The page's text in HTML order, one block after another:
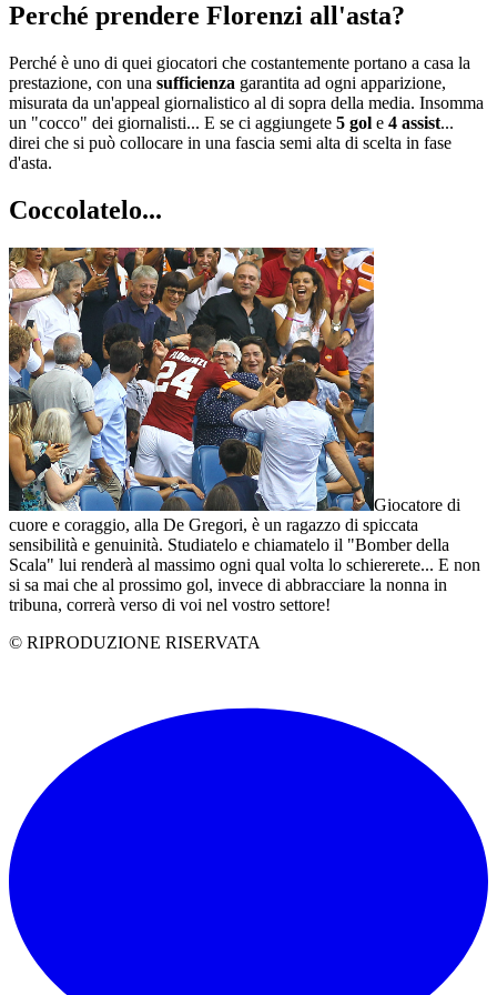
Perché prendere Florenzi all'asta?
Perché è uno di quei giocatori che costantemente portano a casa la
prestazione, con una sufficienza garantita ad ogni apparizione,
misurata da un'appeal giornalistico al di sopra della media. Insomma
un "cocco" dei giornalisti... E se ci aggiungete 5 gol e 4 assist...
direi che si può collocare in una fascia semi alta di scelta in fase
d'asta.
Coccolatelo...
Giocatore di
cuore e coraggio, alla De Gregori, è un ragazzo di spiccata
sensibilità e genuinità. Studiatelo e chiamatelo il "Bomber della
Scala" lui renderà al massimo ogni qual volta lo schiererete... E non
si sa mai che al prossimo gol, invece di abbracciare la nonna in
tribuna, correrà verso di voi nel vostro settore!
© RIPRODUZIONE RISERVATA